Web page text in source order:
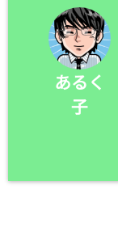
あるく
子